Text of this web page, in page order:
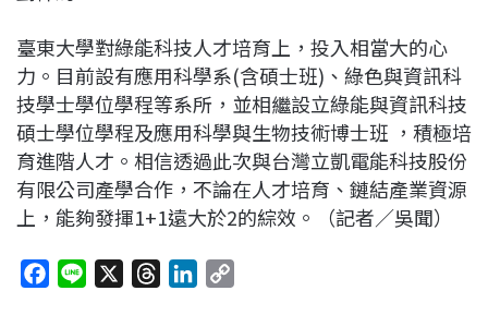
臺東大學對綠能科技人才培育上，投入相當大的心
力。目前設有應用科學系(含碩士班)、綠色與資訊科
技學士學位學程等系所，並相繼設立綠能與資訊科技
碩士學位學程及應用科學與生物技術博士班 ，積極培
育進階人才。相信透過此次與台灣立凱電能科技股份
有限公司產學合作，不論在人才培育、鏈結產業資源
上，能夠發揮1+1遠大於2的綜效。（記者／吳聞）